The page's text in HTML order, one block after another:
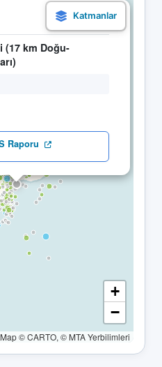
06.05 01:44
(17 km Doğu-
Raporu
×
+
−
© CARTO, © MTA Yerbilimleri